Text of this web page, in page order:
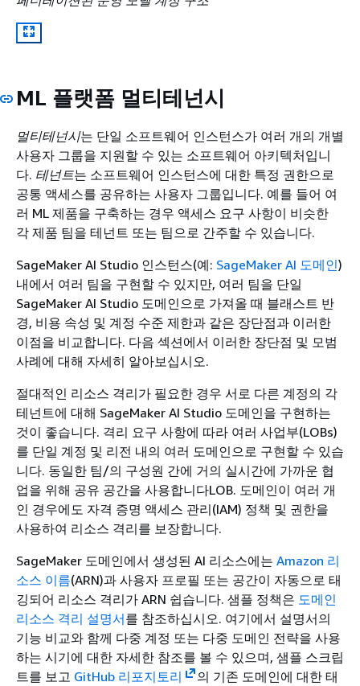
ML 플랫폼 멀티테넌시
멀티테넌시는 단일 소프트웨어 인스턴스가 여러 개의 개별
사용자 그룹을 지원할 수 있는 소프트웨어 아키텍처입니
다. 테넌트는 소프트웨어 인스턴스에 대한 특정 권한으로
공통 액세스를 공유하는 사용자 그룹입니다. 예를 들어 여
러 ML 제품을 구축하는 경우 액세스 요구 사항이 비슷한
각 제품 팀을 테넌트 또는 팀으로 간주할 수 있습니다.
SageMaker AI Studio 인스턴스(예: SageMaker AI 도메인)
내에서 여러 팀을 구현할 수 있지만, 여러 팀을 단일
SageMaker AI Studio 도메인으로 가져올 때 블래스트 반
경, 비용 속성 및 계정 수준 제한과 같은 장단점과 이러한
이점을 비교합니다. 다음 섹션에서 이러한 장단점 및 모범
사례에 대해 자세히 알아보십시오.
절대적인 리소스 격리가 필요한 경우 서로 다른 계정의 각
테넌트에 대해 SageMaker AI Studio 도메인을 구현하는
것이 좋습니다. 격리 요구 사항에 따라 여러 사업부(LOBs)
를 단일 계정 및 리전 내의 여러 도메인으로 구현할 수 있습
니다. 동일한 팀/의 구성원 간에 거의 실시간에 가까운 협
업을 위해 공유 공간을 사용합니다LOB. 도메인이 여러 개
인 경우에도 자격 증명 액세스 관리(IAM) 정책 및 권한을
사용하여 리소스 격리를 보장합니다.
SageMaker 도메인에서 생성된 AI 리소스에는 Amazon 리
소스 이름(ARN)과 사용자 프로필 또는 공간이 자동으로 태
깅되어 리소스 격리가 ARN 쉽습니다. 샘플 정책은 도메인
리소스 격리 설명서를 참조하십시오. 여기에서 설명서의
기능 비교와 함께 다중 계정 또는 다중 도메인 전략을 사용
하는 시기에 대한 자세한 참조를 볼 수 있으며, 샘플 스크립
트를 보고 GitHub 리포지토리
의 기존 도메인에 대한 태